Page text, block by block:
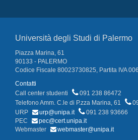
Università degli Studi di Palermo
Piazza Marina, 61
90133 - PALERMO
Codice Fiscale 80023730825, Partita IVA
Contatti
Call center studenti
091 238 86472
Telefono Amm. C.le di P.zza Marina, 61
URP
urp@unipa.it
091 238 93666
PEC
pec@cert.unipa.it
Webmaster
webmaster@unipa.it